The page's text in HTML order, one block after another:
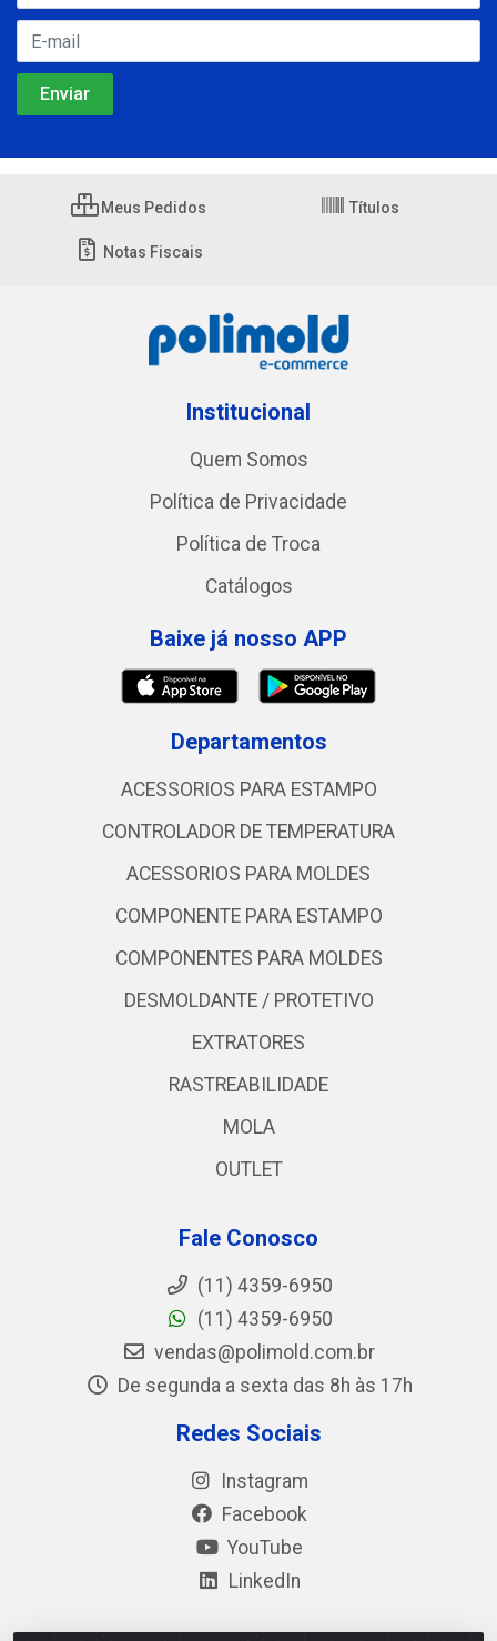
Meus Pedidos Títulos
Notas Fiscais
Institucional
Quem Somos
Política de Privacidade
Política de Troca
Catálogos
Baixe já nosso APP
Departamentos
ACESSORIOS PARA ESTAMPO
CONTROLADOR DE TEMPERATURA
ACESSORIOS PARA MOLDES
COMPONENTE PARA ESTAMPO
COMPONENTES PARA MOLDES
DESMOLDANTE / PROTETIVO
EXTRATORES
RASTREABILIDADE
MOLA
OUTLET
Fale Conosco
(11) 4359-6950
(11) 4359-6950
vendas@polimold.com.br
De segunda a sexta das 8h às 17h
Redes Sociais
Instagram
Facebook
YouTube
LinkedIn